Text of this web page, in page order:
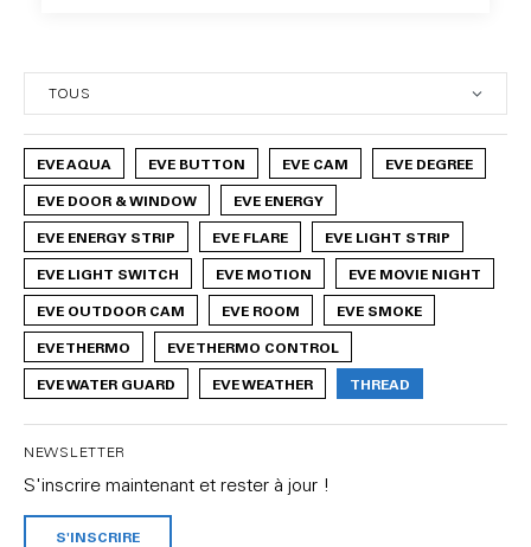
EVE AQUA EVE BUTTON EVE CAM
EVE DEGREE
EVE DOOR & WINDOW
EVE ENERGY
EVE ENERGY STRIP
EVE FLARE
EVE LIGHT STRIP
EVE LIGHT SWITCH
EVE MOTION
EVE MOVIE NIGHT
EVE OUTDOOR CAM
EVE ROOM
EVE SMOKE
EVE THERMO
EVE THERMO CONTROL
EVE WATER GUARD
EVE WEATHER THREAD
NEWSLETTER
S'inscrire maintenant et rester à jour !
S'INSCRIRE